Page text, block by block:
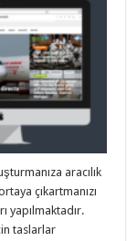
aracılık
çıkartmanızı
yapılmaktadır.
taslarlar